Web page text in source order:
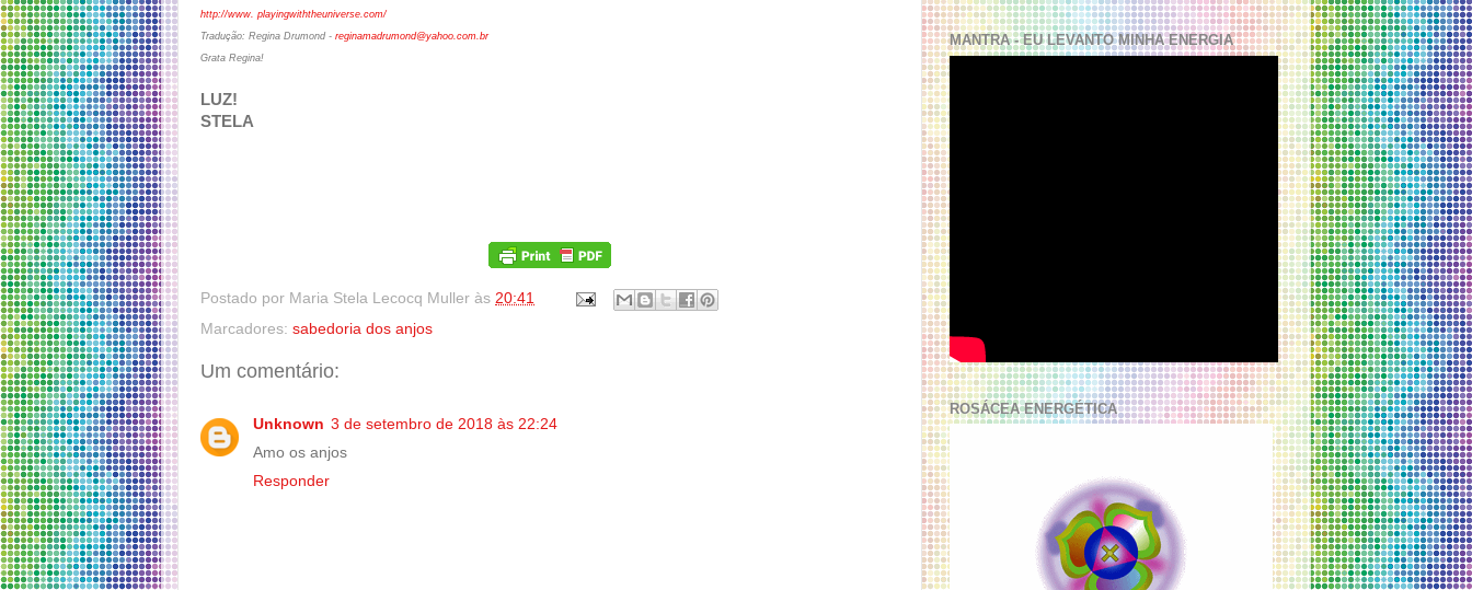
http://www. playingwiththeuniverse.com/
Tradução: Regina Drumond - reginamadrumond@yahoo.com.br
Grata Regina!
LUZ!
STELA
Postado por Maria Stela Lecocq Muller às 20:41
Marcadores: sabedoria dos anjos
Um comentário:
Unknown 3 de setembro de 2018 às 22:24
Amo os anjos
Responder
MANTRA - EU LEVANTO MINHA ENERGIA
ROSÁCEA ENERGÉTICA